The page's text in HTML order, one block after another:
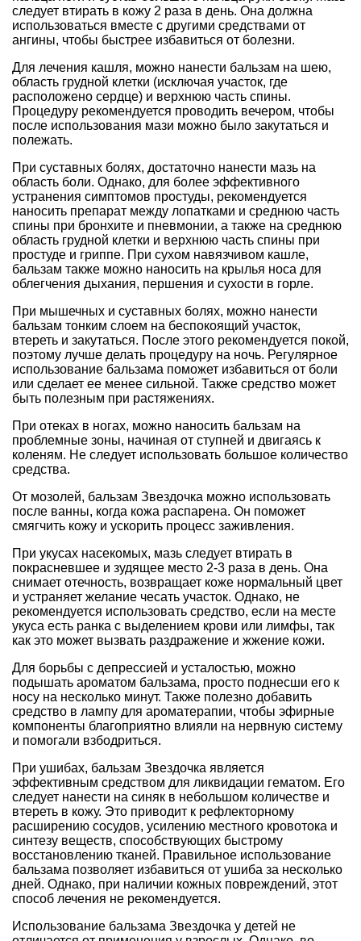
следует втирать в кожу 2 раза в день. Она должна
использоваться вместе с другими средствами от
ангины, чтобы быстрее избавиться от болезни.
Для лечения кашля, можно нанести бальзам на шею,
область грудной клетки (исключая участок, где
расположено сердце) и верхнюю часть спины.
Процедуру рекомендуется проводить вечером, чтобы
после использования мази можно было закутаться и
полежать.
При суставных болях, достаточно нанести мазь на
область боли. Однако, для более эффективного
устранения симптомов простуды, рекомендуется
наносить препарат между лопатками и среднюю часть
спины при бронхите и пневмонии, а также на среднюю
область грудной клетки и верхнюю часть спины при
простуде и гриппе. При сухом навязчивом кашле,
бальзам также можно наносить на крылья носа для
облегчения дыхания, першения и сухости в горле.
При мышечных и суставных болях, можно нанести
бальзам тонким слоем на беспокоящий участок,
втереть и закутаться. После этого рекомендуется покой,
поэтому лучше делать процедуру на ночь. Регулярное
использование бальзама поможет избавиться от боли
или сделает ее менее сильной. Также средство может
быть полезным при растяжениях.
При отеках в ногах, можно наносить бальзам на
проблемные зоны, начиная от ступней и двигаясь к
коленям. Не следует использовать большое количество
средства.
От мозолей, бальзам Звездочка можно использовать
после ванны, когда кожа распарена. Он поможет
смягчить кожу и ускорить процесс заживления.
При укусах насекомых, мазь следует втирать в
покрасневшее и зудящее место 2-3 раза в день. Она
снимает отечность, возвращает коже нормальный цвет
и устраняет желание чесать участок. Однако, не
рекомендуется использовать средство, если на месте
укуса есть ранка с выделением крови или лимфы, так
как это может вызвать раздражение и жжение кожи.
Для борьбы с депрессией и усталостью, можно
подышать ароматом бальзама, просто поднесши его к
носу на несколько минут. Также полезно добавить
средство в лампу для ароматерапии, чтобы эфирные
компоненты благоприятно влияли на нервную систему
и помогали взбодриться.
При ушибах, бальзам Звездочка является
эффективным средством для ликвидации гематом. Его
следует нанести на синяк в небольшом количестве и
втереть в кожу. Это приводит к рефлекторному
расширению сосудов, усилению местного кровотока и
синтезу веществ, способствующих быстрому
восстановлению тканей. Правильное использование
бальзама позволяет избавиться от ушиба за несколько
дней. Однако, при наличии кожных повреждений, этот
способ лечения не рекомендуется.
Использование бальзама Звездочка у детей не